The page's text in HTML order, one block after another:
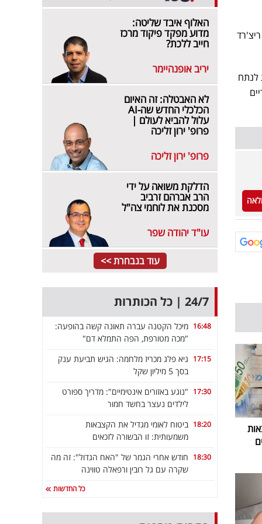
בין ריצ'רד
לנתח
האלוף איבד שליטה:
מדוע מפקד פיקוד מרכז
חייב ללכת?
יריב אופנהיימר
לא האבטלה: זה האיום
הכלכלי החדש שה-AI
עלול להביא לעולם |
פרופ' ירון זליכה
פרופ' ירון זליכה
הדלקת משואה על ידי
הרב אברהם זרביב
מסכנת את לוחמי צה"ל
עו"ד יהודה שפר
עוד בנבחרת >>
24/7 | כל הכותרות
16:48 מיכל הקטנה עברה תאונה קשה בהופעה:
"מכה מטורפת, הפה התמלא דם"
17:15 גיא פלג מכריז מלחמה: הגיש תביעת ענק
בסך 5 מיליון שקל
17:30 "נוגע באזורים אינטימיים": מדריך ספורט
לילדים נעצר בחשד חמור
18:20 ביטוח לאומי מגדיל את הקצבאות
משמעותית: זו הבשורה לזכאים
18:30 חודש אחרי הגמר של "האח הגדול": זה מה
שקרה עם גל רובין ורפאלה טווינה
כל החדשות